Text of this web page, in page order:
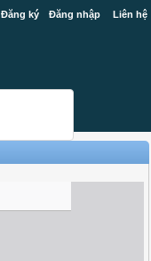
Đăng ký Đăng nhập Liên hệ